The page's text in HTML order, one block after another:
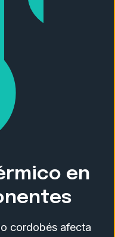
en
cordobés afecta